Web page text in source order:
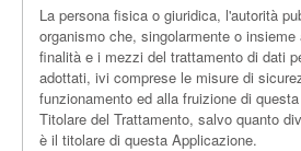
La persona fisica o giuridica, l'autorità
organismo che, singolarmente o
finalità e i mezzi del trattamento di dati
adottati, ivi comprese le misure di
funzionamento ed alla fruizione di
Titolare del Trattamento, salvo quanto
è il titolare di questa Applicazione.